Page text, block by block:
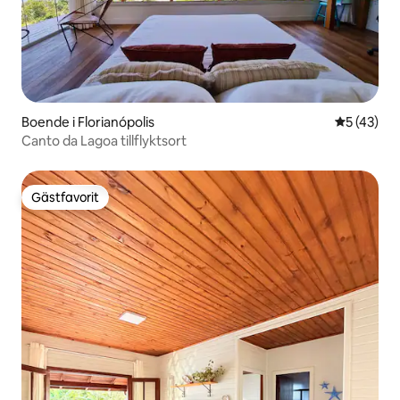
Boende i Florianópolis 5 av 5 i
5 (43)
Canto da Lagoa tillflyktsort
Gästfavorit
Gästfavorit